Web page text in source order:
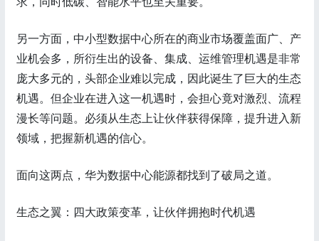
另一方面，中小型数据中心所在的商业市场覆盖面广、产
业机会多，所衍生出的设备、集成、运维管理机遇是非常
庞大多元的，头部企业难以完成，因此诞生了巨大的生态
机遇。但企业在进入这一机遇时，会担心竟对激烈、流程
漫长等问题。必须从生态上让伙伴获得保障，提升进入新
领域，把握新机遇的信心。
面向这两点，华为数据中心能源都找到了破局之道。
生态之翼：四大政策变革，让伙伴拥抱时代机遇